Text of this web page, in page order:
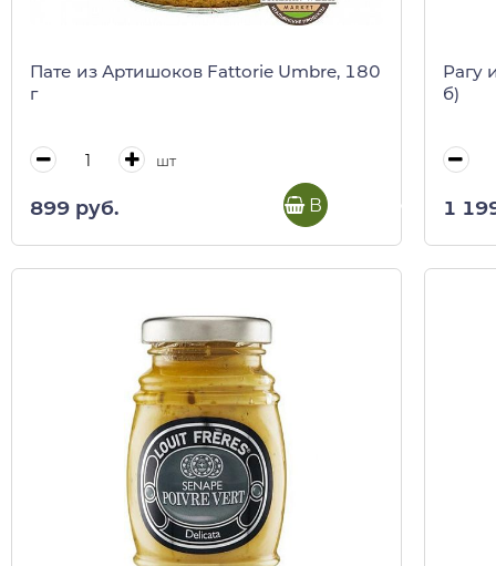
Пате из Артишоков Fattorie Umbre, 180
г
шт
899 руб. В корзину
Рагу
б)
1